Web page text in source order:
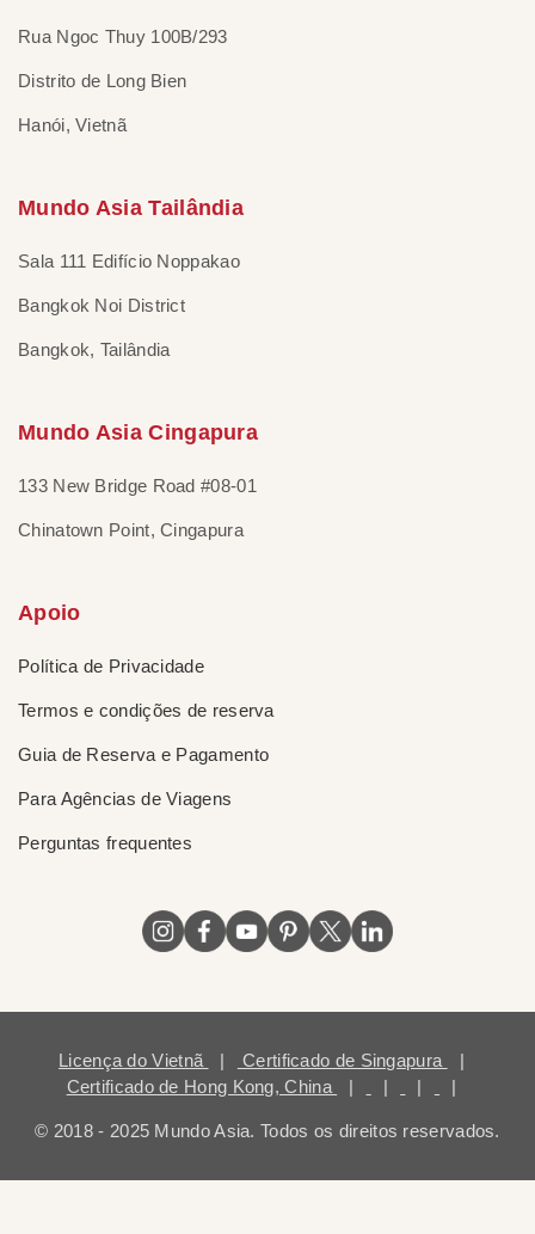
Rua Ngoc Thuy 100B/293
Distrito de Long Bien
Hanói, Vietnã
Mundo Asia Tailândia
Sala 111 Edifício Noppakao
Bangkok Noi District
Bangkok, Tailândia
Mundo Asia Cingapura
133 New Bridge Road #08-01
Chinatown Point, Cingapura
Apoio
Política de Privacidade
Termos e condições de reserva
Guia de Reserva e Pagamento
Para Agências de Viagens
Perguntas frequentes
Licença do Vietnã | Certificado de Singapura
|
Certificado de Hong Kong, China
| | | |
© 2018 - 2025 Mundo Asia. Todos os direitos reservados.